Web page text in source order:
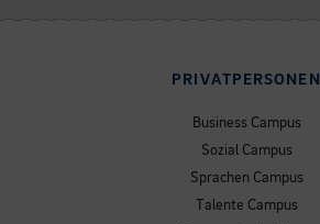
PRIVATPERSONEN
Business Campus
Sozial Campus
Sprachen Campus
Talente Campus